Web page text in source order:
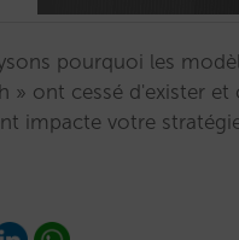
pourquoi les
» ont cessé d'exister
impacte votre